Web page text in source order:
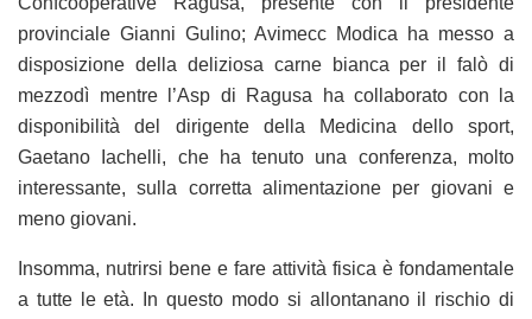
provinciale Gianni Gulino; Avimecc Modica ha messo a
disposizione della deliziosa carne bianca per il falò di
mezzodì mentre l’Asp di Ragusa ha collaborato con la
disponibilità del dirigente della Medicina dello sport,
Gaetano Iachelli, che ha tenuto una conferenza, molto
interessante, sulla corretta alimentazione per giovani e
meno giovani.
Insomma, nutrirsi bene e fare attività fisica è fondamentale
a tutte le età. In questo modo si allontanano il rischio di